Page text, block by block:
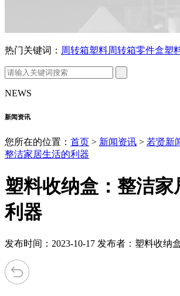
热门关键词： 周转箱塑料周转箱零件盒塑
NEWS
新闻资讯
您所在的位置： 首页 > 新闻资讯 > 若贤新
整洁家居生活的利器
塑料收纳盒：整洁家
利器
发布时间：2023-10-17 发布者：塑料收纳